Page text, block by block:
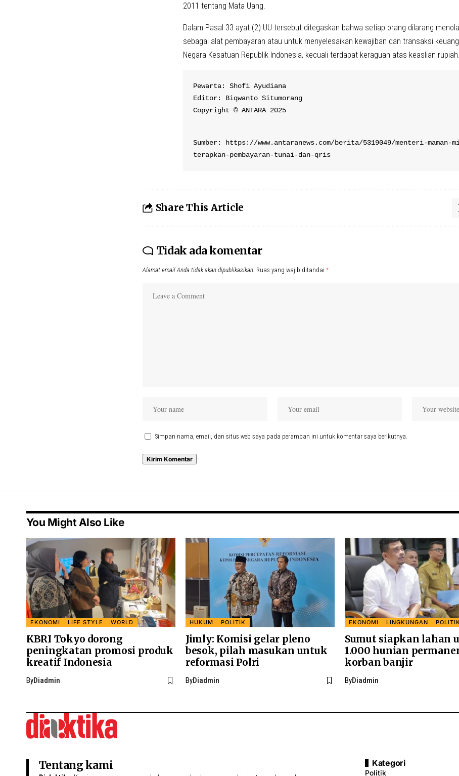
2011 tentang Mata Uang.
Dalam Pasal 33 ayat (2) UU tersebut ditegaskan bahwa setiap orang dilarang
sebagai alat pembayaran atau untuk menyelesaikan kewajiban dan transaksi
Negara Kesatuan Republik Indonesia, kecuali terdapat keraguan atas keaslian rupiah.
Pewarta: Shofi Ayudiana
Editor: Biqwanto Situmorang
Copyright © ANTARA 2025
Sumber: https://www.antaranews.com/berita/5319049/menteri-maman-
terapkan-pembayaran-tunai-dan-qris
Share This Article
Tidak ada komentar
Alamat email Anda tidak akan dipublikasikan. Ruas yang wajib ditandai *
Simpan nama, email, dan situs web saya pada peramban ini untuk komentar saya berikutnya.
You Might Also Like
EKONOMI LIFE STYLE WORLD
KBRI Tokyo dorong
peningkatan promosi produk
kreatif Indonesia
ByDiadmin
HUKUM POLITIK
Jimly: Komisi gelar pleno
besok, pilah masukan untuk
reformasi Polri
ByDiadmin
EKONOMI LINGKUNGAN POLITIK
Sumut siapkan lahan
1.000 hunian
korban banjir
ByDiadmin
Tentang kami Kategori
Politik